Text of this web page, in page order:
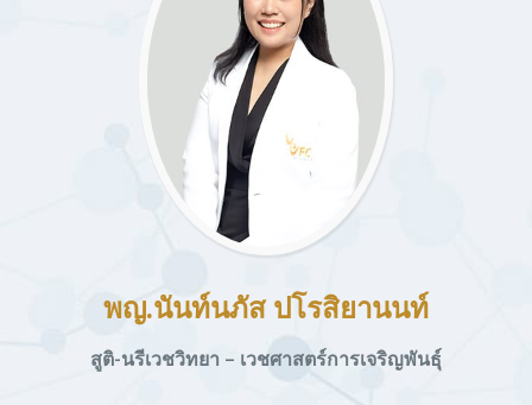
พญ.นันท์นภัส ปโรสิยานนท์
สูติ-นรีเวชวิทยา – เวชศาสตร์การเจริญพันธุ์